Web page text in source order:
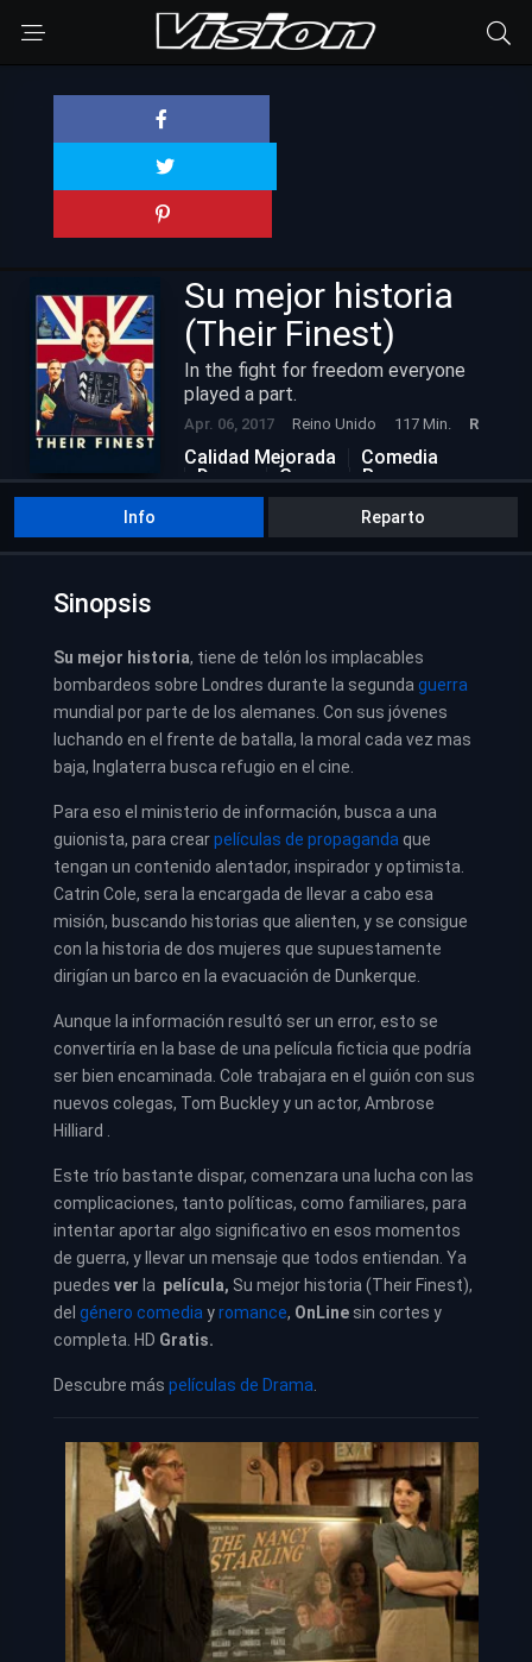
Su mejor historia
(Their Finest)
In the fight for freedom everyone
played a part.
Apr. 06, 2017 Reino Unido 117 Min. R
Calidad Mejorada
Comedia
Drama
Guerra Romance
Info Reparto
Sinopsis
Su mejor historia, tiene de telón los implacables
bombardeos sobre Londres durante la segunda guerra
mundial por parte de los alemanes. Con sus jóvenes
luchando en el frente de batalla, la moral cada vez mas
baja, Inglaterra busca refugio en el cine.
Para eso el ministerio de información, busca a una
guionista, para crearpelículas de propaganda que
tengan un contenido alentador, inspirador y optimista.
Catrin Cole, sera la encargada de llevar a cabo esa
misión, buscando historias que alienten, y se consigue
con la historia de dos mujeres que supuestamente
dirigían un barco en la evacuación de Dunkerque.
Aunque la información resultó ser un error, esto se
convertiría en la base de una película ficticia que podría
ser bien encaminada. Cole trabajara en el guión con sus
nuevos colegas, Tom Buckley y un actor, Ambrose
Hilliard .
Este trío bastante dispar, comenzara una lucha con las
complicaciones, tanto políticas, como familiares, para
intentar aportar algo significativo en esos momentos
de guerra, y llevar un mensaje que todos entiendan. Ya
puedes ver la película, Su mejor historia (Their Finest),
del género comedia yromance, OnLine sin cortes y
completa. HD Gratis.
Descubre más películas de Drama